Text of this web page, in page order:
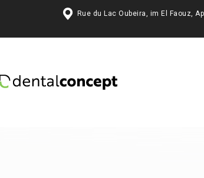
Rue du Lac Oubeira, im El